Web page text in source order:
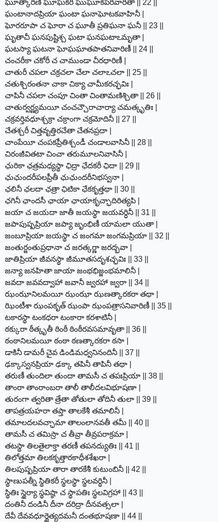
ఘూత్కారిణీ ఘూఘకరీ ఘుఘూకపరివారితా || 22 ||
ఘంటానాదప్రియా ఘంటా ఘనాఘోటకవాహినీ |
ఘోరరూపా చ ఘోరా చ ఘూతీ ప్రతిఘనా ఘనీ || 23 ||
ఘృతాచీ ఘనపుష్టిశ్చ ఘటా ఘనఘటాఽమృతా |
ఘటస్యా ఘటనా ఘోఘఘాతపాతనివారిణీ || 24 ||
చంచరీకా చకోరీ చ చాముండా చీరధారిణీ |
చాతురీ చపలా చక్రచలా చేలా చలాఽచలా || 25 ||
చతుశ్చిరంతనా చాకా చిక్యా చామీకరచ్ఛవిః |
చాపినీ చపలా చంపూ చింతా చింతామణిశ్చితా || 26 ||
చాతుర్వర్ణ్యమయీ చంచచ్చౌరాచార్యా చమత్కృతిః |
చక్రవర్తివధూశ్చక్రా చక్రాంగా చక్రమోదినీ || 27 ||
చేతశ్చరీ చిత్తవృత్తిరచేతా చేతనప్రదా |
చాంపేయీ చంపకప్రీతిశ్చండీ చండాలవాసినీ || 28 ||
చిరంజీవితటా చించా తరుమూలనివాసినీ |
ఛురికా ఛత్రమధ్యస్థా ఛిద్రా ఛేదకరీ ఛిదా || 29 ||
ఛుఛుందరీపలప్రీతీ ఛుఛుందరీనిభస్వనా |
ఛలినీ ఛలదా ఛత్రా ఛిటికా ఛేకకృత్తథా || 30 ||
ఛగినీ ఛాందసీ ఛాయా ఛాయాకృచ్ఛాదిరిత్యపి |
జయా చ జయదా జాతీ జయస్థా జయవర్ధినీ || 31 ||
జపాపుష్పప్రియా జప్యా జృంభిణీ యామలా యుతా |
జంబూప్రియా జయస్థా చ జంగమా జంగమప్రియా || 32 ||
జంతుర్జంతుప్రధానా చ జరత్కర్ణా జరద్భవా |
జాతిప్రియా జీవనస్థా జీమూతసదృశచ్ఛవిః || 33 ||
జన్యా జనహితా జాయా జంభభిజ్జంభమాలినీ |
జవదా జవవద్వాహా జవానీ జ్వరహా జ్వరా || 34 ||
ఝంఝానిలమయీ ఝంఝా ఝణత్కారకరా తథా |
ఝింటీశా ఝంపకృత్ ఝంపా ఝంపత్రాసనివారిణీ || 35 ||
టకారస్థా టంకధరా టంకారా కరశాటినీ |
ఠక్కురా ఠీత్కృతీ ఠింఠీ ఠింఠీరవసమావృతా || 36 ||
ఠంఠానిలమయీ ఠంఠా ఠణత్కారకరా ఠసా |
డాకినీ డామరీ చైవ డిండిమధ్వనినందినీ || 37 ||
ఢక్కాస్వనప్రియా ఢక్కా తపినీ తాపినీ తథా |
తరుణీ తుందిలా తుందా తామసీ చ తపఃప్రియా || 38 ||
తాంరా తాంరాంబరా తాలీ తాలీదలవిభూషణా |
తురంగా త్వరితా త్రేతా తోతులా తోదినీ తులా || 39 ||
తాపత్రయహరా తప్తా తాలకేశీ తమాలినీ |
తమాలదలవచ్ఛామా తాలంలానవతీ తమీ || 40 ||
తామసీ చ తమిస్రా చ తీవ్రా తీవ్రపరాక్రమా |
తటస్థా తిలతైలాక్తా తరణీ తపనద్యుతిః || 41 ||
తిలోత్తమా తిలకకృత్తారకాధీశశేఖరా |
తిలపుష్పప్రియా తారా తారకేశీ కుటుంబినీ || 42 ||
స్థాణుపత్నీ స్థితికరీ స్థలస్థా స్థలవర్ధినీ |
స్థితిః స్థైర్యా స్థవిష్ఠా చ స్థాపతిః స్థలవిగ్రహా || 43 ||
దంతినీ దండినీ దీనా దరిద్రా దీనవత్సలా |
దేవీ దేవవధూర్దైత్యదమనీ దంతభూషణా || 44 ||